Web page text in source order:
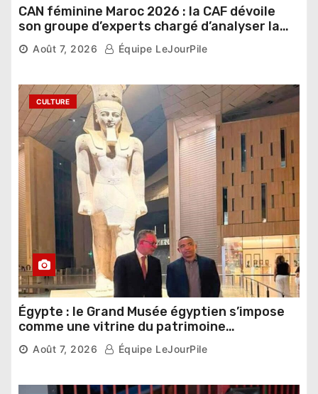
CAN féminine Maroc 2026 : la CAF dévoile
son groupe d’experts chargé d’analyser la
compétition
Août 7, 2026 Équipe LeJourPile
CULTURE
Égypte : le Grand Musée égyptien s’impose
comme une vitrine du patrimoine
pharaonique auprès des dirigeants
étrangers
Août 7, 2026 Équipe LeJourPile